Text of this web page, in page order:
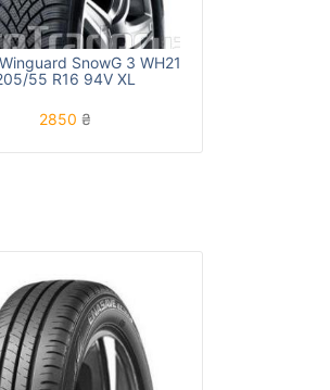
SnowG 3 WH21
55 R16 94V XL
2850 ₴